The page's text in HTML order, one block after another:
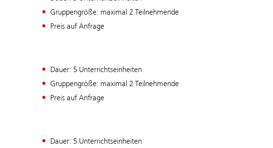
Gruppengröße: maximal 2 Teilnehmende
Preis auf Anfrage
Dauer: 5 Unterrichtseinheiten
Gruppengröße: maximal 2 Teilnehmende
Preis auf Anfrage
Dauer: 5 Unterrichtseinheiten